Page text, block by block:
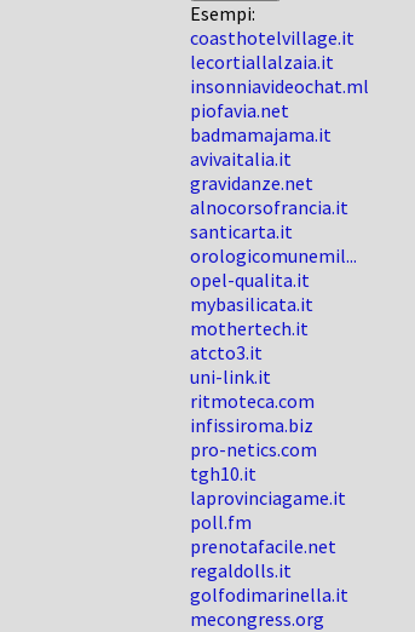
Esempi:
coasthotelvillage.it
lecortiallalzaia.it
insonniavideochat.ml
piofavia.net
badmamajama.it
avivaitalia.it
gravidanze.net
alnocorsofrancia.it
santicarta.it
orologicomunemil...
opel-qualita.it
mybasilicata.it
mothertech.it
atcto3.it
uni-link.it
ritmoteca.com
infissiroma.biz
pro-netics.com
tgh10.it
laprovinciagame.it
poll.fm
prenotafacile.net
regaldolls.it
golfodimarinella.it
mecongress.org